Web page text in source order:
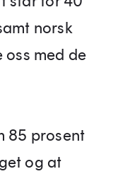
norsk
med de
85 prosent
og at